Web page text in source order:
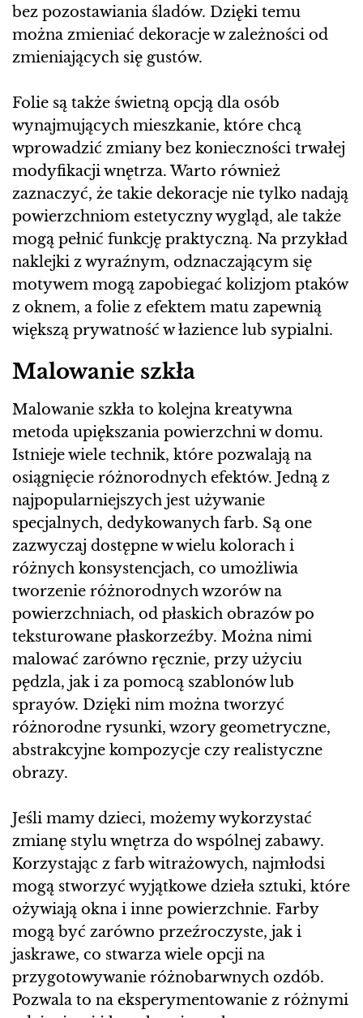
bez pozostawiania śladów. Dzięki temu
można zmieniać dekoracje w zależności od
zmieniających się gustów.
Folie są także świetną opcją dla osób
wynajmujących mieszkanie, które chcą
wprowadzić zmiany bez konieczności trwałej
modyfikacji wnętrza. Warto również
zaznaczyć, że takie dekoracje nie tylko nadają
powierzchniom estetyczny wygląd, ale także
mogą pełnić funkcję praktyczną. Na przykład
naklejki z wyraźnym, odznaczającym się
motywem mogą zapobiegać kolizjom ptaków
z oknem, a folie z efektem matu zapewnią
większą prywatność w łazience lub sypialni.
Malowanie szkła
Malowanie szkła to kolejna kreatywna
metoda upiększania powierzchni w domu.
Istnieje wiele technik, które pozwalają na
osiągnięcie różnorodnych efektów. Jedną z
najpopularniejszych jest używanie
specjalnych, dedykowanych farb. Są one
zazwyczaj dostępne w wielu kolorach i
różnych konsystencjach, co umożliwia
tworzenie różnorodnych wzorów na
powierzchniach, od płaskich obrazów po
teksturowane płaskorzeźby. Można nimi
malować zarówno ręcznie, przy użyciu
pędzla, jak i za pomocą szablonów lub
sprayów. Dzięki nim można tworzyć
różnorodne rysunki, wzory geometryczne,
abstrakcyjne kompozycje czy realistyczne
obrazy.
Jeśli mamy dzieci, możemy wykorzystać
zmianę stylu wnętrza do wspólnej zabawy.
Korzystając z farb witrażowych, najmłodsi
mogą stworzyć wyjątkowe dzieła sztuki, które
ożywiają okna i inne powierzchnie. Farby
mogą być zarówno przeźroczyste, jak i
jaskrawe, co stwarza wiele opcji na
przygotowywanie różnobarwnych ozdób.
Pozwala to na eksperymentowanie z różnymi